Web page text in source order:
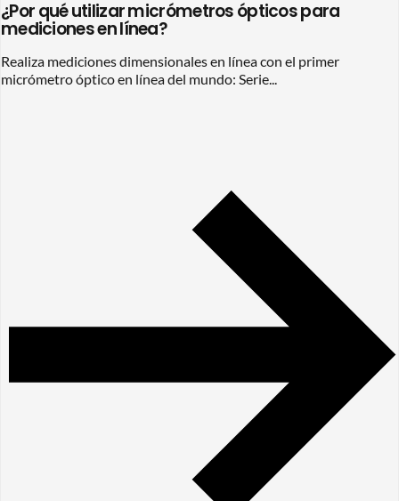
¿Por qué utilizar micrómetros ópticos para
mediciones en línea?
Realiza mediciones dimensionales en línea con el primer
micrómetro óptico en línea del mundo: Serie...